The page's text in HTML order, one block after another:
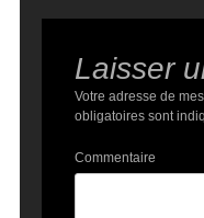
Laisser
Votre adresse de
obligatoires sont
Commentaire